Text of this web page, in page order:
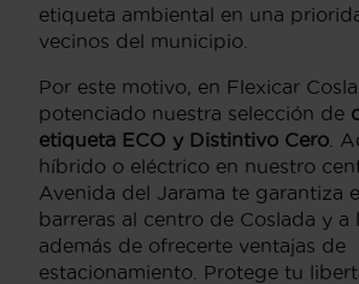
etiqueta ambiental en una
vecinos del municipio.
Por este motivo, en Flexicar
potenciado nuestra selección de
etiqueta ECO y Distintivo Cero .
híbrido o eléctrico en nuestro
Avenida del Jarama te garantiza
barreras al centro de Coslada y a
además de ofrecerte ventajas de
estacionamiento. Protege tu